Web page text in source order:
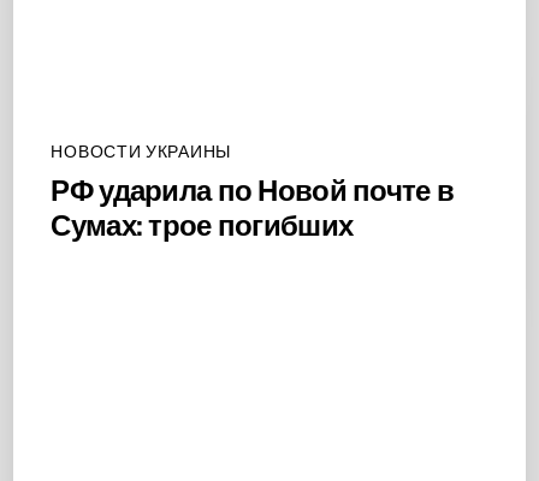
НОВОСТИ УКРАИНЫ
РФ ударила по Новой почте в
Сумах: трое погибших